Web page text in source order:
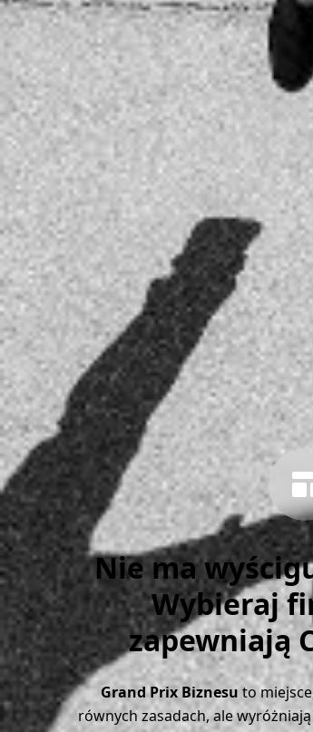
Nie ma
Wybieraj
zapewniają
Grand Prix Biznesu to
równych zasadach, ale